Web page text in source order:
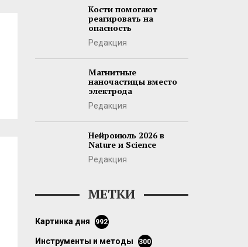
Кости помогают
реагировать на
опасность
Редакция
Магнитные
наночастицы вместо
электрода
Редакция
Нейроиюль 2026 в
Nature и Science
Редакция
МЕТКИ
картинка дня 992
инструменты и методы 300